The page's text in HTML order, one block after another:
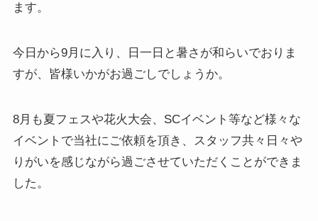
ます。
今日から9月に入り、日一日と暑さが和らいでおりま
すが、皆様いかがお過ごしでしょうか。
8月も夏フェスや花火大会、SCイベント等など様々な
イベントで当社にご依頼を頂き、スタッフ共々日々や
りがいを感じながら過ごさせていただくことができま
した。